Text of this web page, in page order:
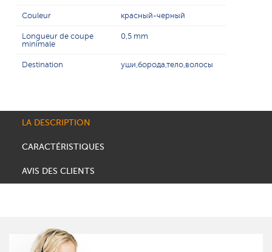
Couleur красный-черный
Longueur de coupe
minimale
0,5 mm
Destination уши,борода,тело,волосы
LA DESCRIPTION
CARACTÉRISTIQUES
AVIS DES CLIENTS